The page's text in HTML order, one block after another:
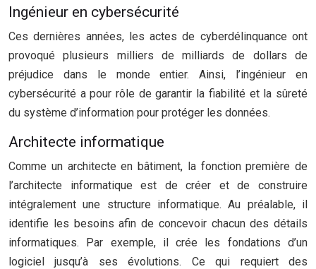
Ingénieur en cybersécurité
Ces dernières années, les actes de cyberdélinquance ont
provoqué plusieurs milliers de milliards de dollars de
préjudice dans le monde entier. Ainsi, l’ingénieur en
cybersécurité a pour rôle de garantir la fiabilité et la sûreté
du système d’information pour protéger les données.
Architecte informatique
Comme un architecte en bâtiment, la fonction première de
l’architecte informatique est de créer et de construire
intégralement une structure informatique. Au préalable, il
identifie les besoins afin de concevoir chacun des détails
informatiques. Par exemple, il crée les fondations d’un
logiciel jusqu’à ses évolutions. Ce qui requiert des